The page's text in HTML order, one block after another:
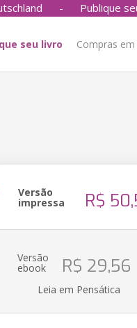
- Publique
seu livro Compras
Versão
impressa R$
Versão
ebook R$ 29,56
Leia em Pensática